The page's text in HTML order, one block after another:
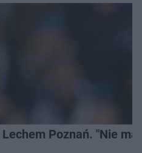
Poznań. "Nie ma